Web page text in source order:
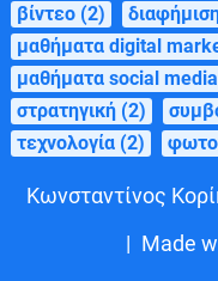
βίντεο (2)
μαθήματα digital
μαθήματα social media
στρατηγική (2)
τεχνολογία (2)
Κωνσταντίνος
| Made